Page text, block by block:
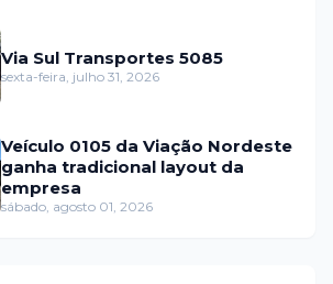
Via Sul Transportes 5085
sexta-feira, julho 31, 2026
Veículo 0105 da Viação Nordeste
ganha tradicional layout da
empresa
sábado, agosto 01, 2026